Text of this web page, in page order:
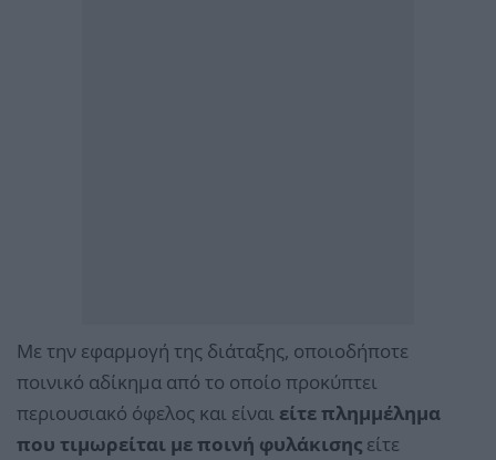
Με την εφαρμογή της διάταξης, οποιοδήποτε
ποινικό αδίκημα από το οποίο προκύπτει
περιουσιακό όφελος και είναι είτε πλημμέλημα
που τιμωρείται με ποινή φυλάκισης είτε